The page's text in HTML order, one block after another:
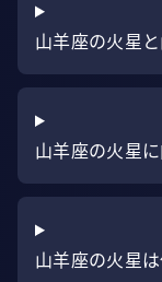
山羊座の火星
山羊座の火星
山羊座の火星